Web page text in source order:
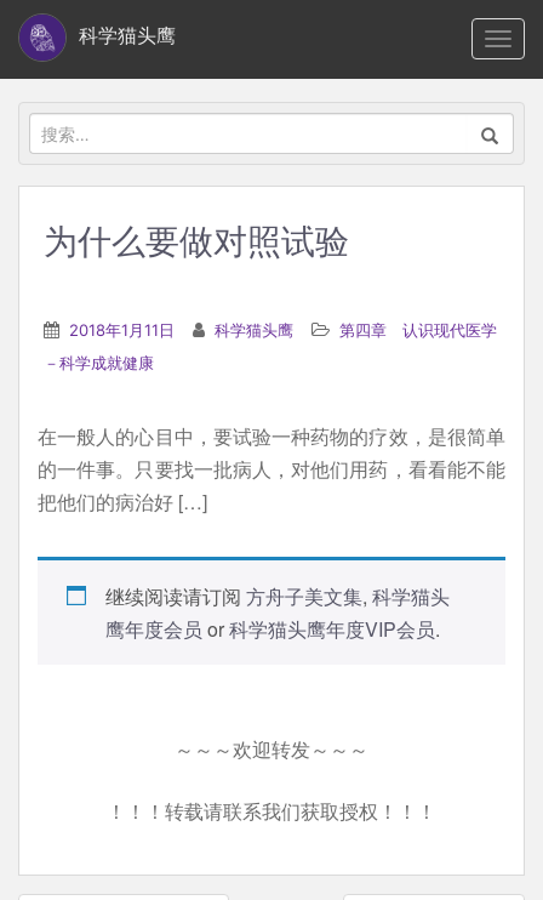
i
科学猫头鹰
搜
索：
为什么要做对照试验
2018年1月11日 科学猫头鹰
第四章 认识现代医学
－科学成就健康
在一般人的心目中，要试验一种药物的疗效，是很简单
的一件事。只要找一批病人，对他们用药，看看能不能
把他们的病治好 […]
继续阅读请订阅 方舟子美文集, 科学猫头
鹰年度会员 or科学猫头鹰年度VIP会员.
～～～欢迎转发～～～
！！！转载请联系我们获取授权！！！